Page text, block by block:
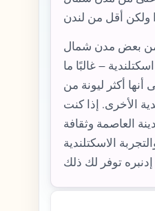
من بعض مدن شمال
– غالبًا ما
أنها أكثر ليونة من
الأخرى. إذا كنت
العاصمة وثقافة
الاسكتلندية